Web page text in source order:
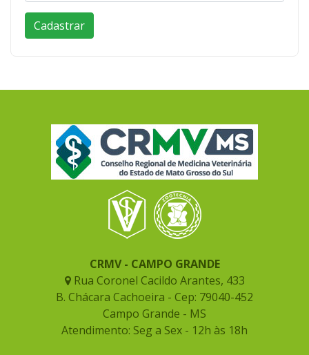
CRMV - CAMPO GRANDE
Rua Coronel Cacildo Arantes, 433
B. Chácara Cachoeira - Cep: 79040-452
Campo Grande - MS
Atendimento: Seg a Sex - 12h às 18h